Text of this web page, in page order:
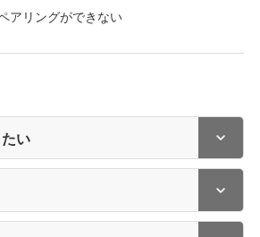
アリングができない
い